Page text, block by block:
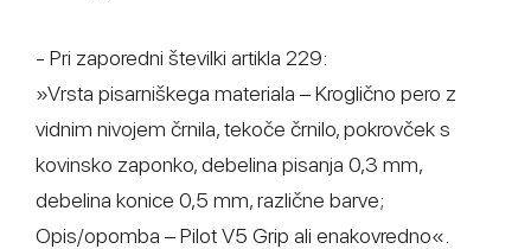
- Pri zaporedni številki artikla 229:
»Vrsta pisarniškega materiala – Kroglično pero z
vidnim nivojem črnila, tekoče črnilo, pokrovček s
kovinsko zaponko, debelina pisanja 0,3 mm,
debelina konice 0,5 mm, različne barve;
Opis/opomba – Pilot V5 Grip ali enakovredno«.